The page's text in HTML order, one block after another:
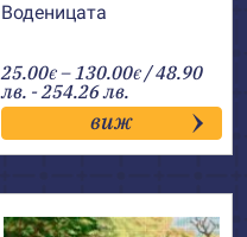
Воденицата
25.00€ –130.00€Price
range:
25.00€
through
130.00€
/ 48.90
лв. - 254.26 лв.
виж